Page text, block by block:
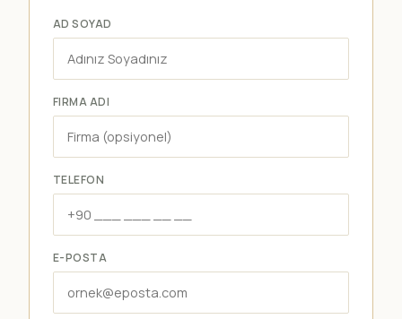
AD SOYAD
FIRMA ADI
TELEFON
E-POSTA